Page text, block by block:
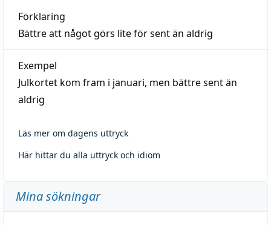
Förklaring
Bättre att något görs lite för sent än aldrig
Exempel
Julkortet kom fram i januari, men bättre sent än
aldrig
Läs mer om dagens uttryck
Här hittar du alla uttryck och idiom
Mina sökningar